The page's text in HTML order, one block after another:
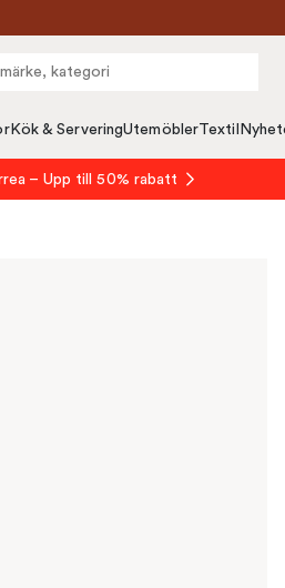
Kök & ServeringUtemöblerTextil
– Upp till 50% rabatt